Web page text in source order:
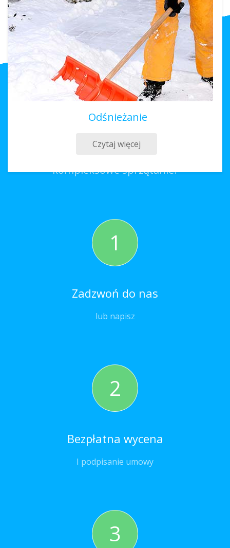
Odśnieżanie
Czytaj więcej
kompleksowe sprzątanie?
1
Zadzwoń do nas
lub napisz
2
Bezpłatna wycena
I podpisanie umowy
3